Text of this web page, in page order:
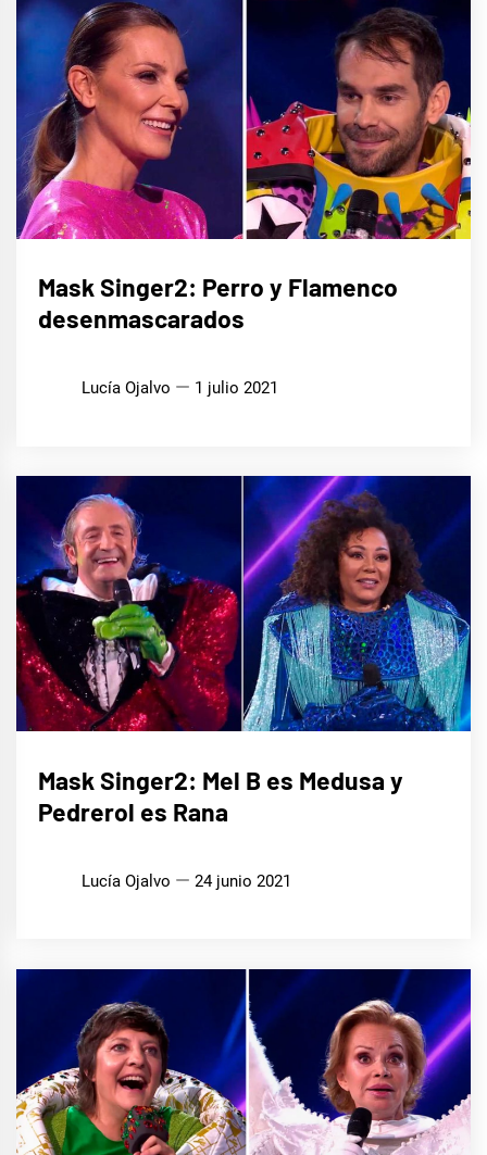
SERIES
Y TV
Mask Singer2: Perro y Flamenco
desenmascarados
Lucía Ojalvo 1 julio 2021
SERIES
Y TV
Mask Singer2: Mel B es Medusa y
Pedrerol es Rana
Lucía Ojalvo 24 junio 2021